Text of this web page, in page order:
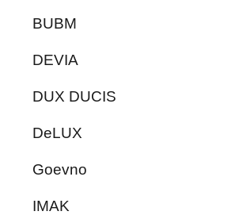
BUBM
DEVIA
DUX DUCIS
DeLUX
Goevno
IMAK